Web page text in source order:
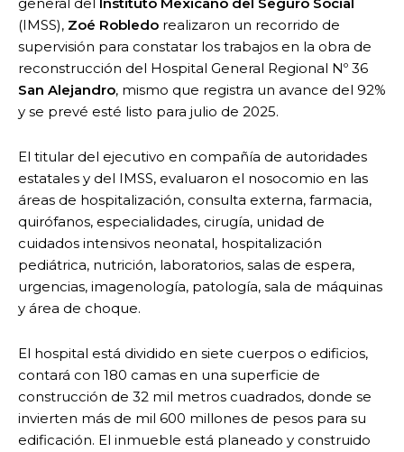
(IMSS), Zoé Robledo realizaron un recorrido de
supervisión para constatar los trabajos en la obra de
reconstrucción del Hospital General Regional Nº 36
San Alejandro, mismo que registra un avance del 92%
y se prevé esté listo para julio de 2025.
El titular del ejecutivo en compañía de autoridades
estatales y del IMSS, evaluaron el nosocomio en las
áreas de hospitalización, consulta externa, farmacia,
quirófanos, especialidades, cirugía, unidad de
cuidados intensivos neonatal, hospitalización
pediátrica, nutrición, laboratorios, salas de espera,
urgencias, imagenología, patología, sala de máquinas
y área de choque.
El hospital está dividido en siete cuerpos o edificios,
contará con 180 camas en una superficie de
construcción de 32 mil metros cuadrados, donde se
invierten más de mil 600 millones de pesos para su
edificación. El inmueble está planeado y construido